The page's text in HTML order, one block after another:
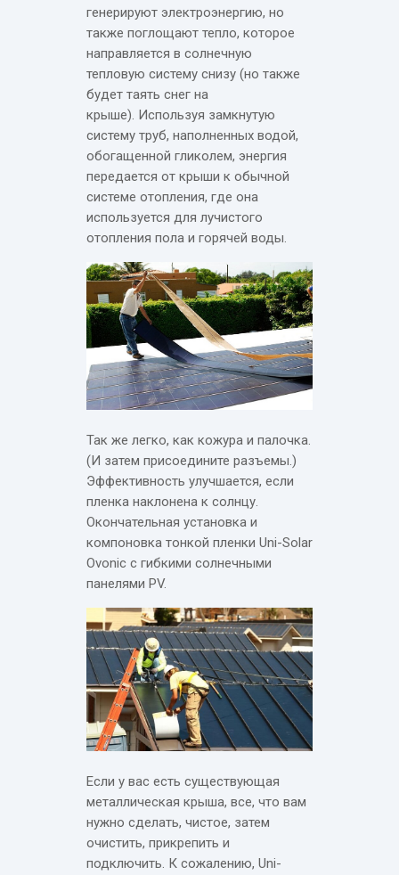
генерируют электроэнергию, но
также поглощают тепло, которое
направляется в солнечную
тепловую систему снизу (но также
будет таять снег на
крыше). Используя замкнутую
систему труб, наполненных водой,
обогащенной гликолем, энергия
передается от крыши к обычной
системе отопления, где она
используется для лучистого
отопления пола и горячей воды.
Так же легко, как кожура и палочка.
(И затем присоедините разъемы.)
Эффективность улучшается, если
пленка наклонена к солнцу.
Окончательная установка и
компоновка тонкой пленки Uni-Solar
Ovonic с гибкими солнечными
панелями PV.
Если у вас есть существующая
металлическая крыша, все, что вам
нужно сделать, чистое, затем
очистить, прикрепить и
подключить. К сожалению, Uni-